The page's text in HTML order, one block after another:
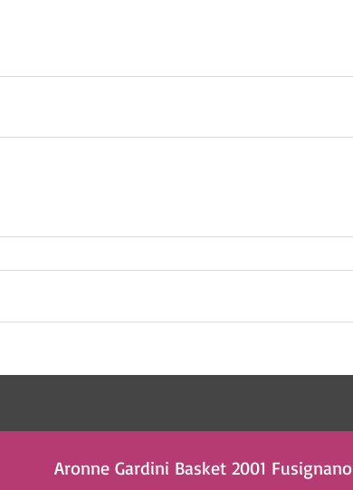
Aronne Gardini Basket 2001 Fusignano